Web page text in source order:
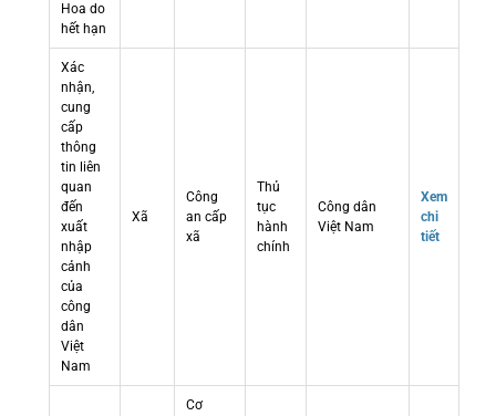
Hoa do
hết hạn
Xác
nhận,
cung
cấp
thông
tin liên
quan
đến
xuất
nhập
cảnh
của
công
dân
Việt
Nam
Xã
Công
an cấp
xã
Thủ
tục
hành
chính
Công dân
Việt Nam
Xem
chi
tiết
Cơ